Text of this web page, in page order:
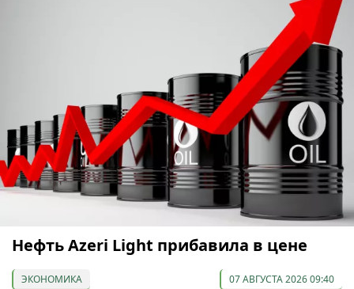
Нефть Azeri Light прибавила в цене
ЭКОНОМИКА 07 АВГУСТА 2026 09:40